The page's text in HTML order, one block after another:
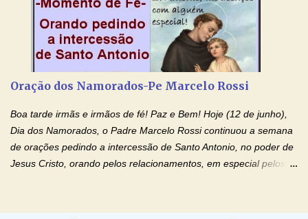
relacionamentos. Seu relacionamento está doente? Você está
sofrendo? Então ouça o Momento de Fé e entre nesta corrente
de orações abençoadas, d eixe o Amor Ágape de Jesus curar e
restaurar você e seu relacionamento. Adriana-Devoção e Fé
Oração Pelos Casais Que Estão Separados Casais que estão
separados, devido ao envolvimento de outras pessoas no
relacionamento e que minaram, espiritualmente, a relação do
casal. Vamos orar (coloque o seu esposo ou esposa diante de
Deus). "Senhor Jesus, restaura os laços ...
Oração dos Namorados-Pe Marcelo Rossi
Boa tarde irmãs e irmãos de fé! Paz e Bem! Hoje (12 de junho),
Dia dos Namorados, o Padre Marcelo Rossi continuou a semana
de orações pedindo a intercessão de Santo Antonio, no poder de
Jesus Cristo, orando pelos relacionamentos, em especial pelos
maravilhosos cartões que coloquei aqui para vocês. Não perca